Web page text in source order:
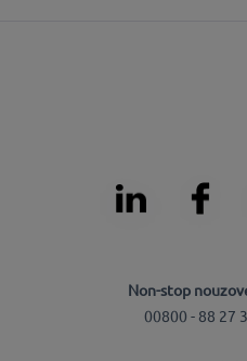
Non-stop
00800 - 88 27